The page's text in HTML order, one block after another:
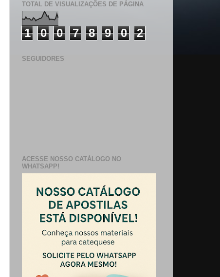
TOTAL DE VISUALIZAÇÕES DE PÁGINA
1 0 0 7 8 9 0 2
SEGUIDORES
ACESSE NOSSO CATÁLOGO NO
WHATSAPP!